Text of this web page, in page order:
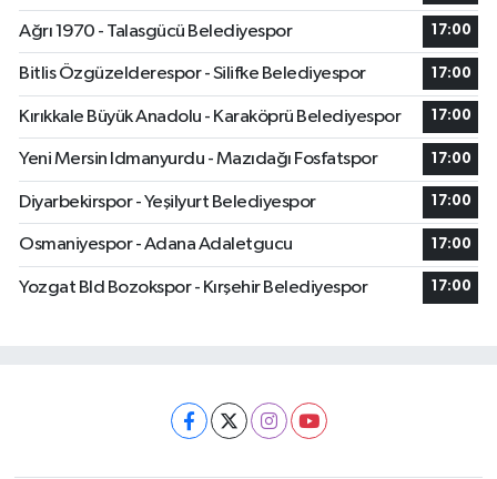
Ağrı 1970 - Talasgücü Belediyespor 17:00
Bitlis Özgüzelderespor - Silifke Belediyespor 17:00
Kırıkkale Büyük Anadolu - Karaköprü Belediyespor 17:00
Yeni Mersin Idmanyurdu - Mazıdağı Fosfatspor 17:00
Diyarbekirspor - Yeşilyurt Belediyespor 17:00
Osmaniyespor - Adana Adaletgucu 17:00
Yozgat Bld Bozokspor - Kırşehir Belediyespor 17:00